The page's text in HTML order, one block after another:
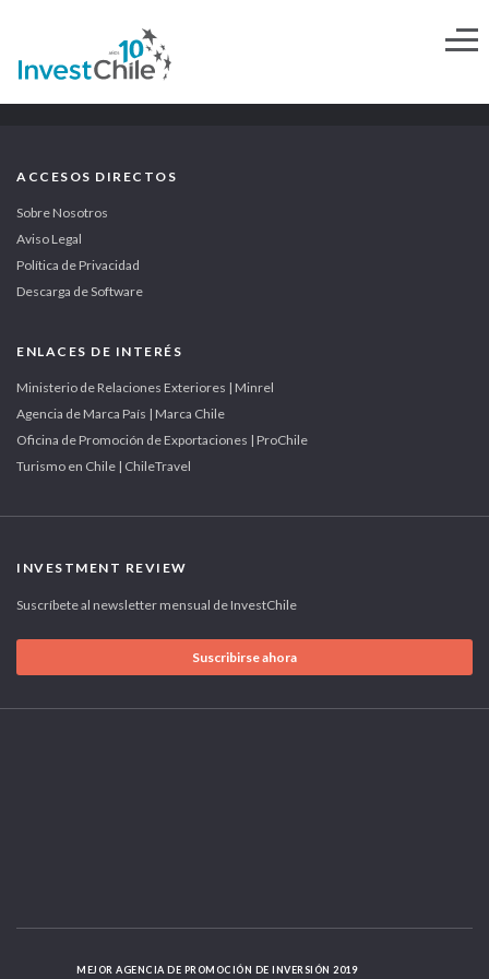
ACCESOS DIRECTOS
Sobre Nosotros
Aviso Legal
Política de Privacidad
Descarga de Software
ENLACES DE INTERÉS
Ministerio de Relaciones Exteriores | Minrel
Agencia de Marca País | Marca Chile
Oficina de Promoción de Exportaciones | ProChile
Turismo en Chile | ChileTravel
INVESTMENT REVIEW
Suscríbete al newsletter mensual de InvestChile
Suscribirse ahora
MEJOR AGENCIA DE PROMOCIÓN DE INVERSIÓN 2019